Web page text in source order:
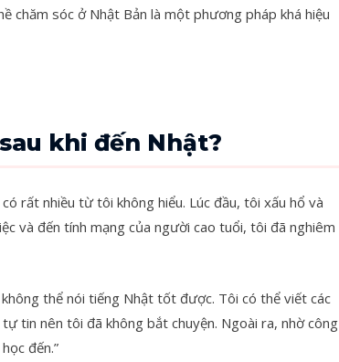
chăm sóc ở Nhật Bản là một phương pháp khá hiệu
khi đến Nhật?
rất nhiều từ tôi không hiểu. Lúc đầu, tôi xấu hổ và
và đến tính mạng của người cao tuổi, tôi đã nghiêm
thể nói tiếng Nhật tốt được. Tôi có thể viết các
tin nên tôi đã không bắt chuyện. Ngoài ra, nhờ công
đến.”